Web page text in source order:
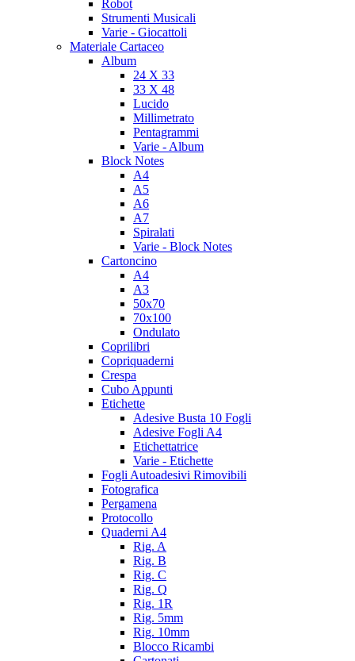
Robot
Strumenti Musicali
Varie - Giocattoli
Materiale Cartaceo
Album
24 X 33
33 X 48
Lucido
Millimetrato
Pentagrammi
Varie - Album
Block Notes
A4
A5
A6
A7
Spiralati
Varie - Block Notes
Cartoncino
A4
A3
50x70
70x100
Ondulato
Coprilibri
Copriquaderni
Crespa
Cubo Appunti
Etichette
Adesive Busta 10 Fogli
Adesive Fogli A4
Etichettatrice
Varie - Etichette
Fogli Autoadesivi Rimovibili
Fotografica
Pergamena
Protocollo
Quaderni A4
Rig. A
Rig. B
Rig. C
Rig. Q
Rig. 1R
Rig. 5mm
Rig. 10mm
Blocco Ricambi